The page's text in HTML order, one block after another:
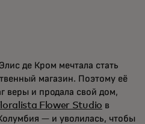
де Кром мечтала стать
магазин. Поэтому её
веры и продала свой дом,
Flower Studio в
— и уволилась, чтобы